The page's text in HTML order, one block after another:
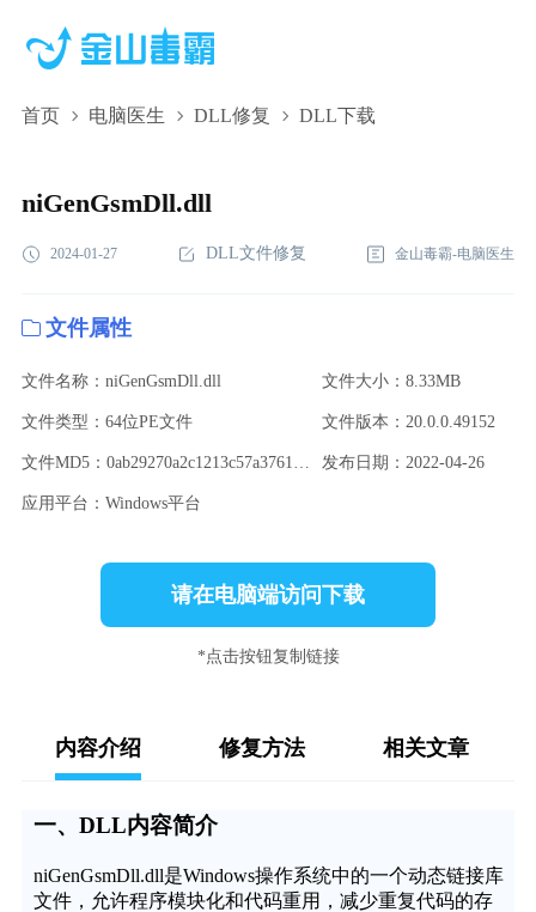
首页 电脑医生 DLL修复 DLL下载
niGenGsmDll.dll,niGenGsmDll.dll下载,niGenGsmDll.dll修复
niGenGsmDll.dll
2024-01-27 DLL文件修复 金山毒霸-电脑医生
文件属性
文件名称：niGenGsmDll.dll 文件大小：8.33MB
文件类型：64位PE文件 文件版本：20.0.0.49152
文件MD5：0ab29270a2c1213c57a37617614ead61 发布日期：2022-04-26
应用平台：Windows平台
请在电脑端访问下载
*点击按钮复制链接
内容介绍 修复方法 相关文章
一、DLL内容简介
niGenGsmDll.dll是Windows操作系统中的一个动态链接库
文件，允许程序模块化和代码重用，减少重复代码的存